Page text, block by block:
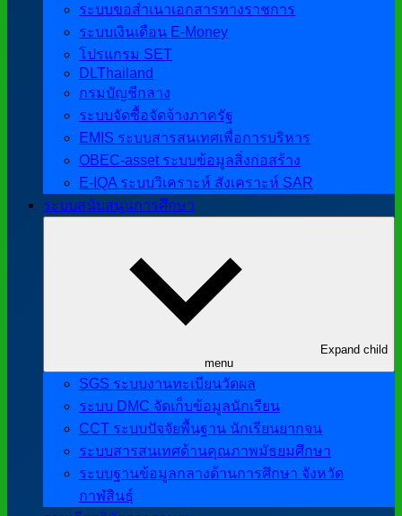
ระบบขอสำเนาเอกสารทางราชการ
ระบบเงินเดือน E-Money
โปรแกรม SET
DLThailand
กรมบัญชีกลาง
ระบบจัดซื้อจัดจ้างภาครัฐ
EMIS ระบบสารสนเทศเพื่อการบริหาร
OBEC-asset ระบบข้อมูลสิ่งก่อสร้าง
E-IQA ระบบวิเคราะห์ สังเคราะห์ SAR
ระบบสนับสนุนการศึกษา
Expand child
menu
SGS ระบบงานทะเบียนวัดผล
ระบบ DMC จัดเก็บข้อมูลนักเรียน
CCT ระบบปัจจัยพื้นฐาน นักเรียนยากจน
ระบบสารสนเทศด้านคุณภาพมัธยมศึกษา
ระบบฐานข้อมูลกลางด้านการศึกษา จังหวัด
กาฬสินธุ์